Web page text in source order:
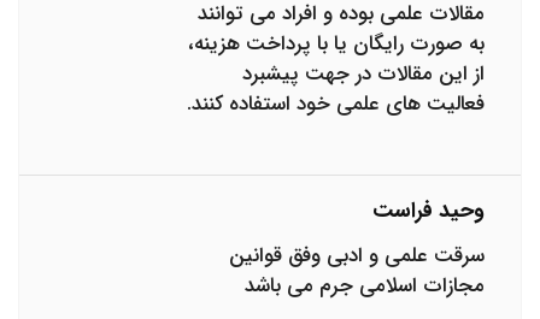
مقالات علمی بوده و افراد می توانند
به صورت رایگان یا با پرداخت هزینه،
از این مقالات در جهت پیشبرد
فعالیت های علمی خود استفاده کنند.
وحید فراست
سرقت علمی و ادبی وفق قوانین
مجازات اسلامی جرم می باشد